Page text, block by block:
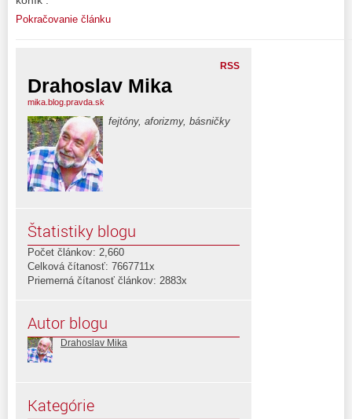
Pokračovanie článku
RSS
Drahoslav Mika
mika.blog.pravda.sk
fejtóny, aforizmy, básničky
Štatistiky blogu
Počet článkov: 2,660
Celková čítanosť: 7667711x
Priemerná čítanosť článkov: 2883x
Autor blogu
Drahoslav Mika
Kategórie